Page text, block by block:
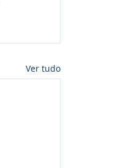
Ver tudo